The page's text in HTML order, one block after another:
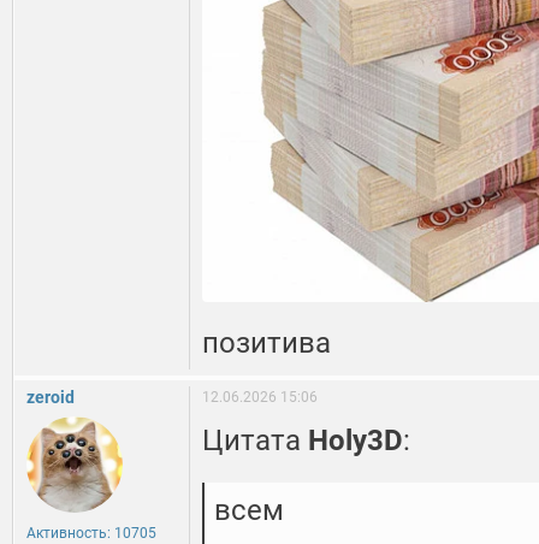
позитива
zeroid
Активность: 10705
12.06.2026 15:06
Цитата Holy3D:
всем